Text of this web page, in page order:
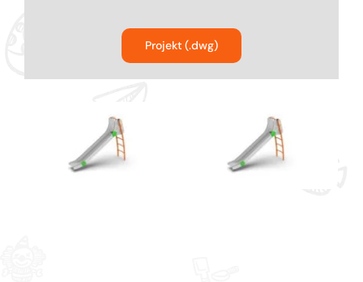
Bujaki
Ścianki funkcyjne dla dzieci
Projekt (.dwg)